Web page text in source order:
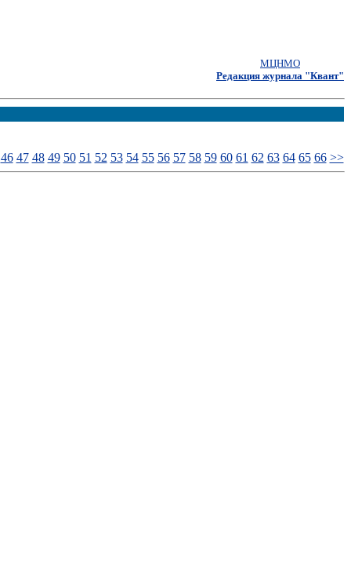
МЦНМО
Редакция журнала "Квант"
46 47 48 49 50 51 52 53 54 55 56 57 58 59 60 61 62 63 64 65 66 >>